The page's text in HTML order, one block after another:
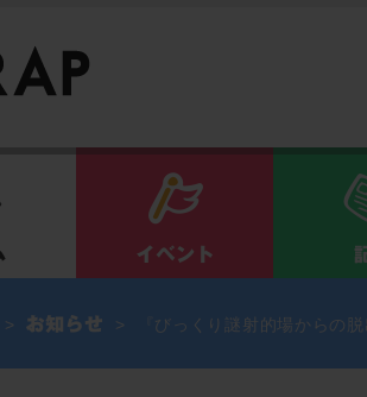
> > 『びっくり謎射的場からの